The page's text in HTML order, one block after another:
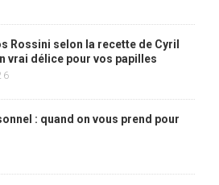
Rossini selon la recette de Cyril
vrai délice pour vos papilles
: quand on vous prend pour